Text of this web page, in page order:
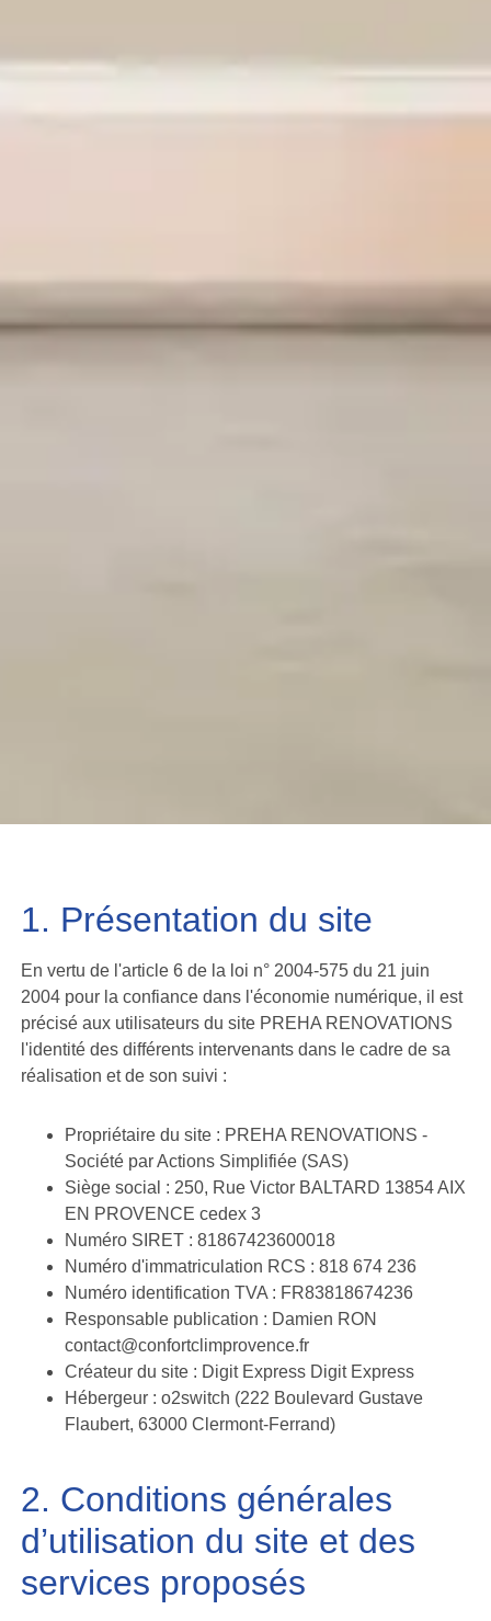
1. Présentation du site
En vertu de l'article 6 de la loi n° 2004-575 du 21 juin
2004 pour la confiance dans l'économie numérique, il est
précisé aux utilisateurs du site PREHA RENOVATIONS
l'identité des différents intervenants dans le cadre de sa
réalisation et de son suivi :
Propriétaire du site : PREHA RENOVATIONS -
Société par Actions Simplifiée (SAS)
Siège social : 250, Rue Victor BALTARD 13854 AIX
EN PROVENCE cedex 3
Numéro SIRET : 81867423600018
Numéro d'immatriculation RCS : 818 674 236
Numéro identification TVA : FR83818674236
Responsable publication : Damien RON
contact@confortclimprovence.fr
Créateur du site : Digit Express Digit Express
Hébergeur : o2switch (222 Boulevard Gustave
Flaubert, 63000 Clermont-Ferrand)
2. Conditions générales
d’utilisation du site et des
services proposés